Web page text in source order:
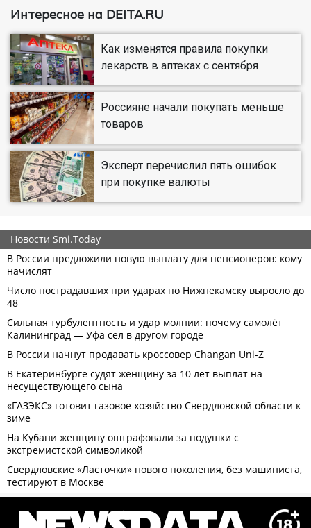
Интересное на DEITA.RU
Как изменятся правила покупки
лекарств в аптеках с сентября
Россияне начали покупать меньше
товаров
Эксперт перечислил пять ошибок
при покупке валюты